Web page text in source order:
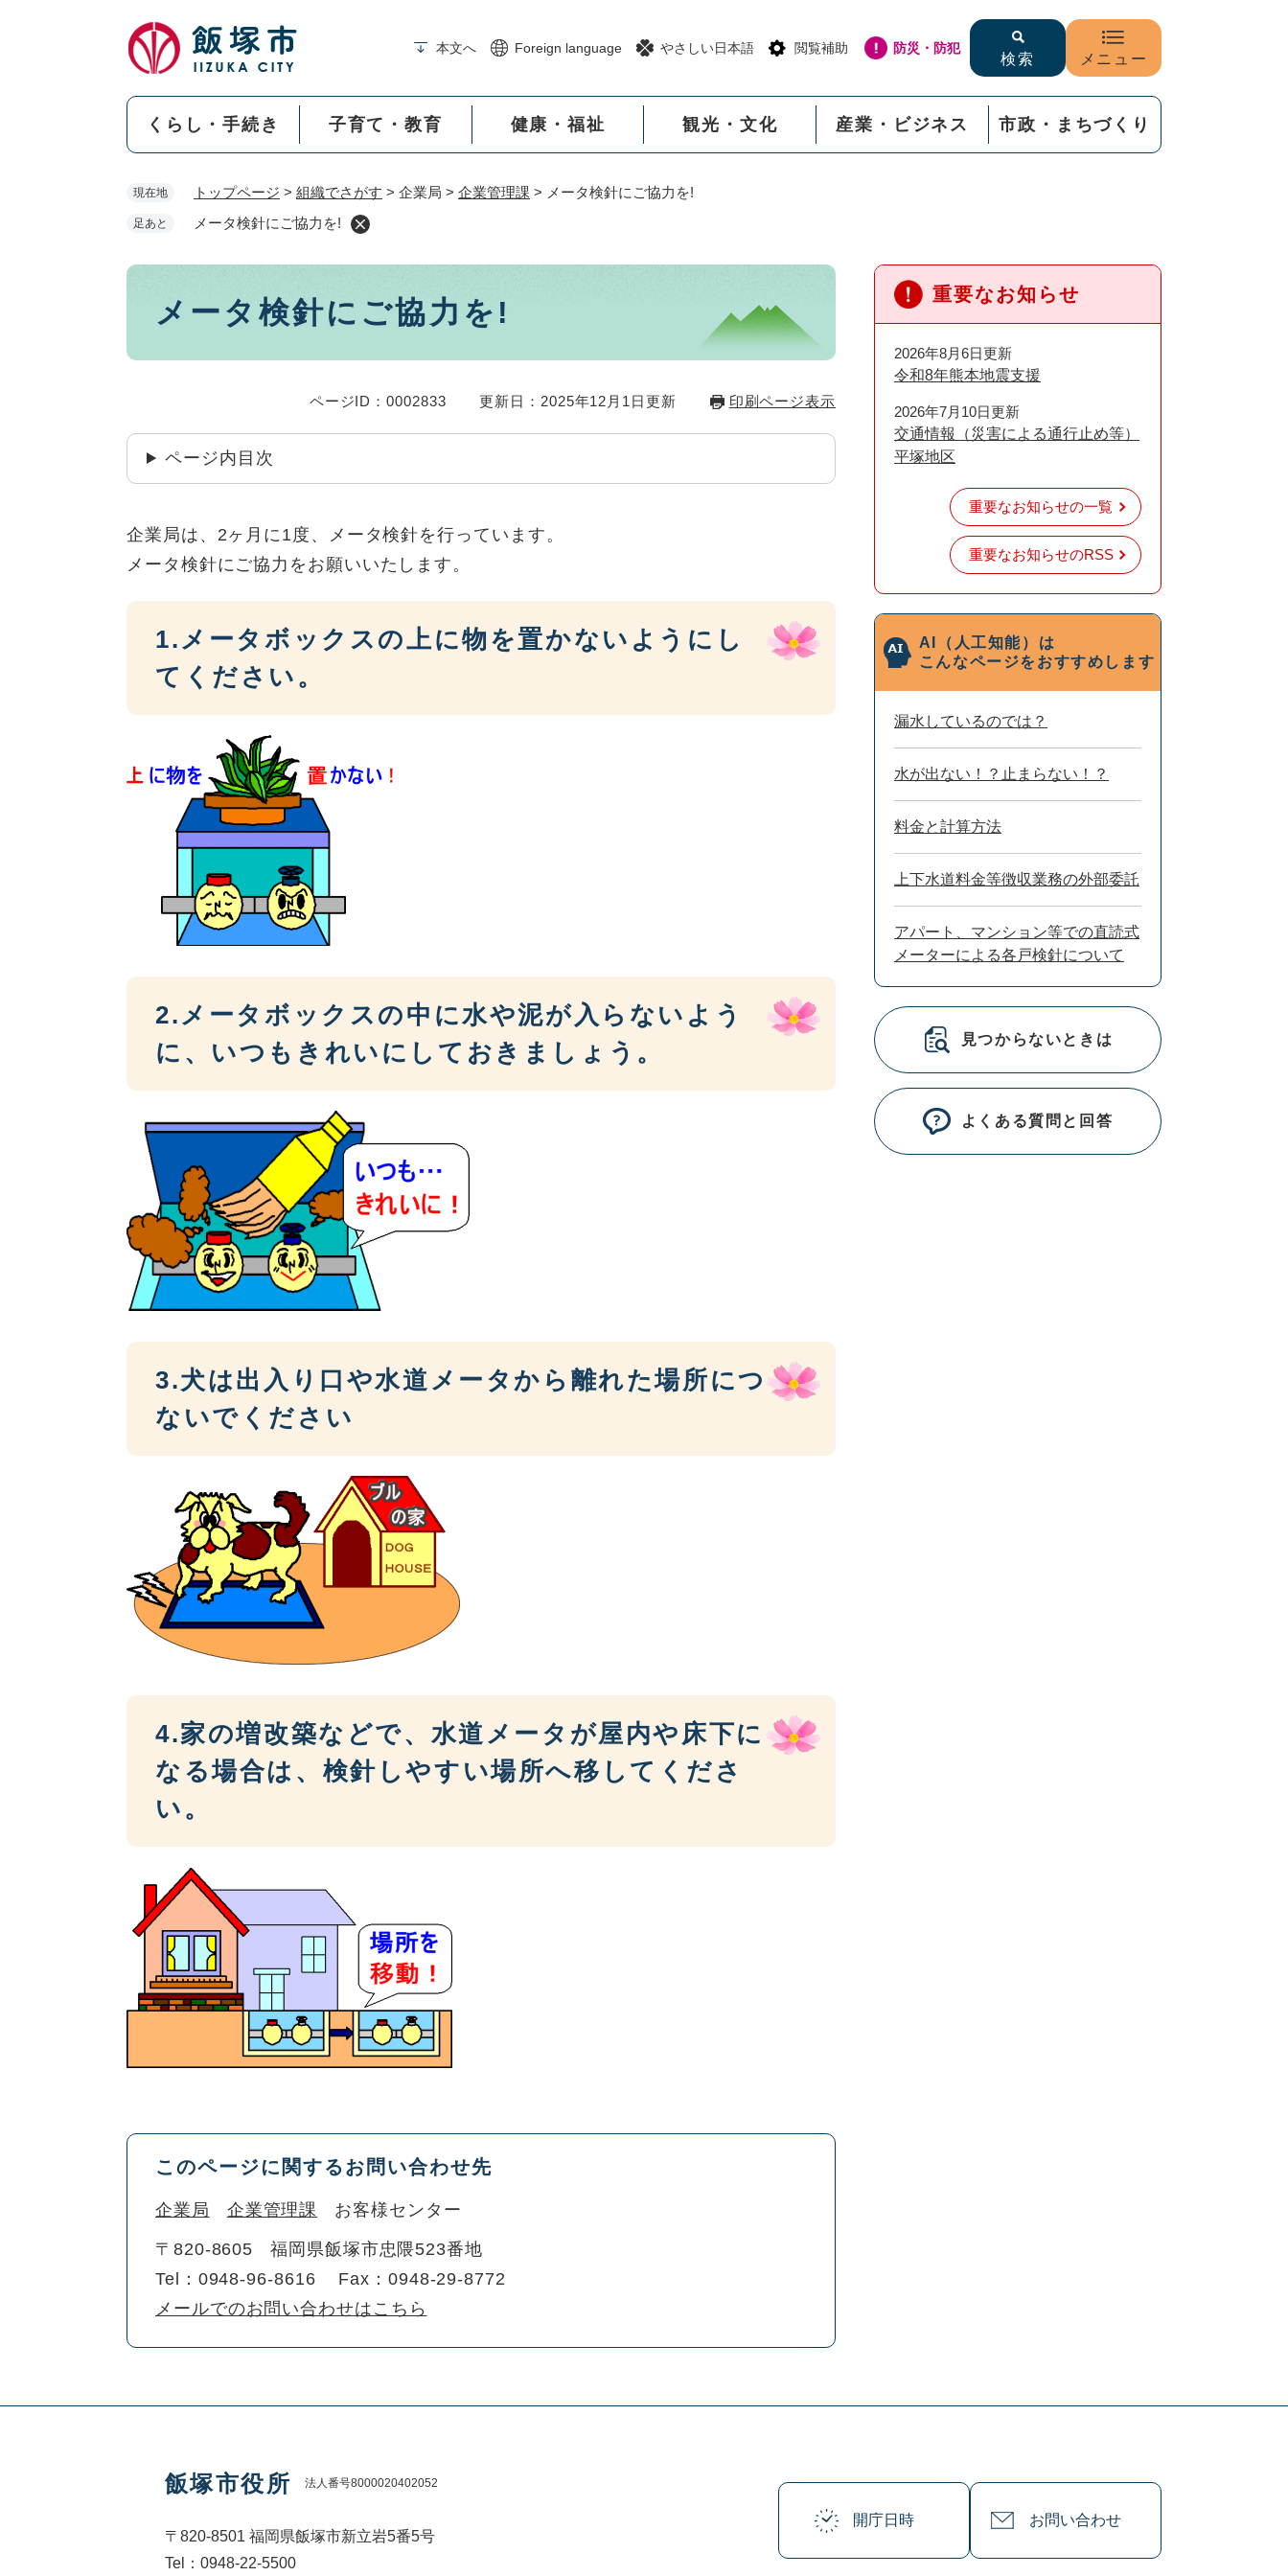
本文へ Foreign language やさしい日本語 閲覧補助 防災・防犯
検索 メニュー
くらし・手続き 子育て・教育 健康・福祉 観光・文化 産業・ビジネス 市政・まちづくり
現在地 トップページ > 組織でさがす > 企業局 > 企業管理課 > メータ検針にご協力を!
足あと メータ検針にご協力を!
本
メータ検針にご協力を!
ページID：0002833 更新日：2025年12月1日更新 印刷ページ表示
ページ内目次
企業局は、2ヶ月に1度、メータ検針を行っています。
メータ検針にご協力をお願いいたします。
1.メータボックスの上に物を置かないようにし
てください。
2.メータボックスの中に水や泥が入らないよう
に、いつもきれいにしておきましょう。
3.犬は出入り口や水道メータから離れた場所につ
ないでください
4.家の増改築などで、水道メータが屋内や床下に
なる場合は、検針しやすい場所へ移してくださ
い。
このページに関するお問い合わせ先
企業局 企業管理課 お客様センター
〒820-8605
福岡県飯塚市忠隈523番地
Tel：0948-96-8616
Fax：0948-29-8772
メールでのお問い合わせはこちら
重要なお知らせ
2026年8月6日更新
令和8年熊本地震支援
2026年7月10日更新
交通情報（災害による通行止め等）
平塚地区
重要なお知らせの一覧
重要なお知らせのRSS
AI（人工知能）は
こんなページをおすすめします
漏水しているのでは？
水が出ない！？止まらない！？
料金と計算方法
上下水道料金等徴収業務の外部委託
アパート、マンション等での直読式
メーターによる各戸検針について
見つからないときは
よくある質問と回答
飯塚市役所 法人番号8000020402052
〒820-8501 福岡県飯塚市新立岩5番5号
Tel：0948-22-5500
開庁日時 お問い合わせ